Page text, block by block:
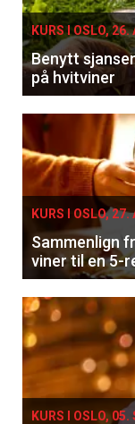
KURS I OSLO,
Benytt
på hvitviner
KURS I OSLO, 27.
Sammenlign
viner til en 5-
KURS I OSLO,